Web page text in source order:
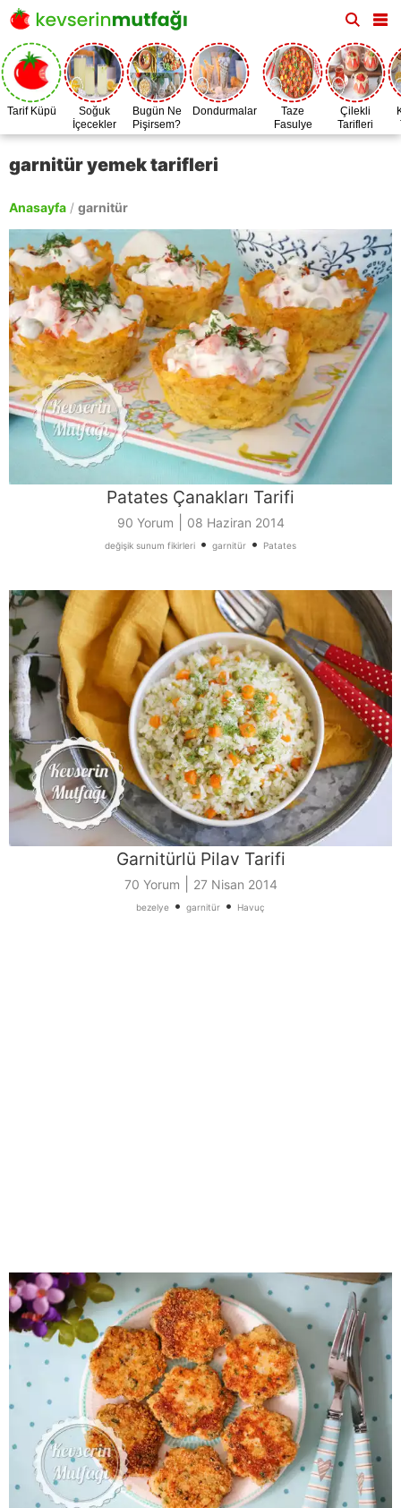
Tarif Küpü
Soğuk
İçecekler
Bugün Ne
Pişirsem?
Dondurmalar
Taze
Fasulye
Zamanı
Çilekli
Tarifleri
garnitür yemek tarifleri
Anasayfa / garnitür
Patates Çanakları Tarifi
90 Yorum 08 Haziran 2014
değişik sunum fikirleri • garnitür • Patates
Garnitürlü Pilav Tarifi
70 Yorum 27 Nisan 2014
bezelye • garnitür • Havuç